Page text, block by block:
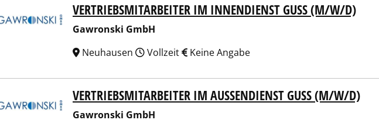
Gawronski GmbHVERTRIEBSMITARBEITER IM INNENDIENST GUSS (M/W/D)
Gawronski GmbH
Neuhausen
Vollzeit Keine Angabe
Gawronski GmbHVERTRIEBSMITARBEITER IM AUSSENDIENST GUSS (M/W/D)
Gawronski GmbH